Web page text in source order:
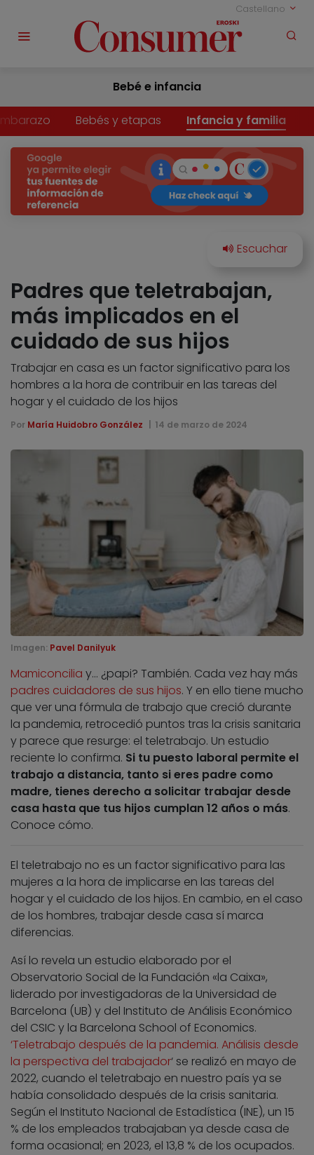
Castellano
Bebé e infancia
Bebés y etapas Infancia y familia
Padres que teletrabajan,
más implicados en el
cuidado de sus hijos
Trabajar en casa es un factor significativo para los
hombres a la hora de contribuir en las tareas del
hogar y el cuidado de los hijos
Por María Huidobro González 14 de marzo de 2024
Imagen: Pavel Danilyuk
Mamiconcilia y… ¿papi? También. Cada vez hay más
padres cuidadores de sus hijos. Y en ello tiene mucho
que ver una fórmula de trabajo que creció durante
la pandemia, retrocedió puntos tras la crisis sanitaria
y parece que resurge: el teletrabajo. Un estudio
reciente lo confirma. Si tu puesto laboral permite el
trabajo a distancia, tanto si eres padre como
madre, tienes derecho a solicitar trabajar desde
casa hasta que tus hijos cumplan 12 años o más.
Conoce cómo.
El teletrabajo no es un factor significativo para las
mujeres a la hora de implicarse en las tareas del
hogar y el cuidado de los hijos. En cambio, en el caso
de los hombres, trabajar desde casa sí marca
diferencias.
Así lo revela un estudio elaborado por el
Observatorio Social de la Fundación «la Caixa»,
liderado por investigadoras de la Universidad de
Barcelona (UB) y del Instituto de Análisis Económico
del CSIC y la Barcelona School of Economics.
‘Teletrabajo después de la pandemia. Análisis desde
la perspectiva del trabajador‘ se realizó en mayo de
2022, cuando el teletrabajo en nuestro país ya se
había consolidado después de la crisis sanitaria.
Según el Instituto Nacional de Estadística (INE), un 15
% de los empleados trabajaban ya desde casa de
forma ocasional; en 2023, el 13,8 % de los ocupados.